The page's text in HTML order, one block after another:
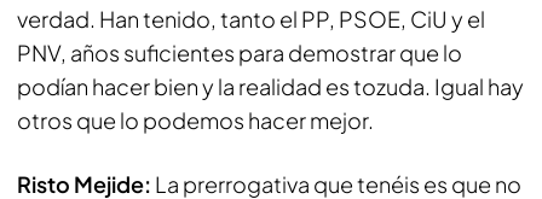
verdad. Han tenido, tanto el PP, PSOE, CiU y el
PNV, años suficientes para demostrar que lo
podían hacer bien y la realidad es tozuda. Igual hay
otros que lo podemos hacer mejor.
Risto Mejide: La prerrogativa que tenéis es que no